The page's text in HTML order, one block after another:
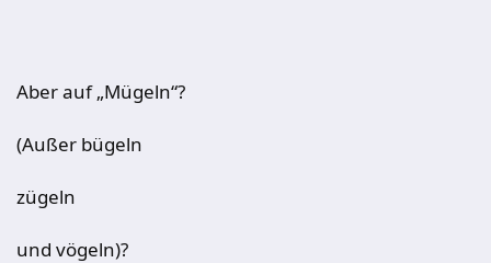
Aber auf „Mügeln“?
(Außer bügeln
zügeln
und vögeln)?